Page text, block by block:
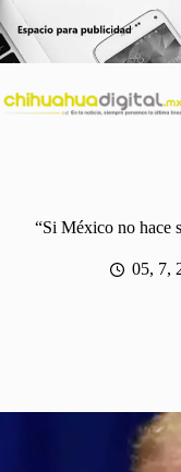
Saltar
al
contenido
“Si México no hace
05, 7,